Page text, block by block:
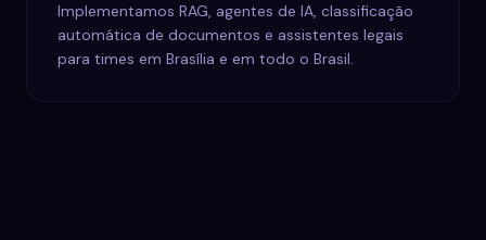
Implementamos RAG, agentes de IA, classificação
automática de documentos e assistentes legais
para times em Brasília e em todo o Brasil.